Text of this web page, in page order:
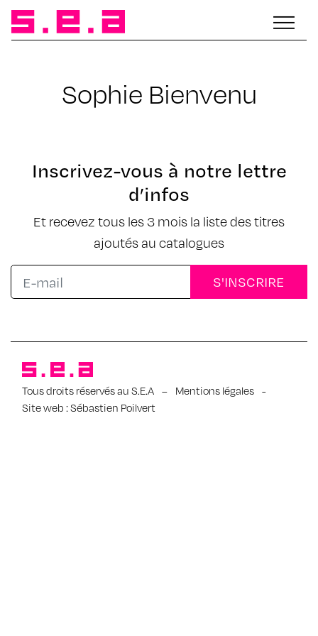
Sophie Bienvenu
Inscrivez-vous à notre lettre
d’infos
Et recevez tous les 3 mois la liste des titres
ajoutés au catalogues
Tous droits réservés au S.E.A – Mentions légales -
Site web :Sébastien Poilvert